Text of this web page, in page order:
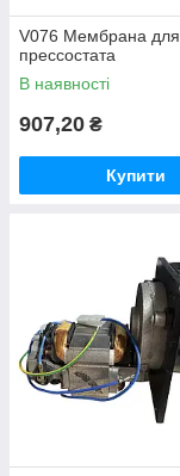
V076 Мембрана для
прессостата
В наявності
907,20 ₴
Купити